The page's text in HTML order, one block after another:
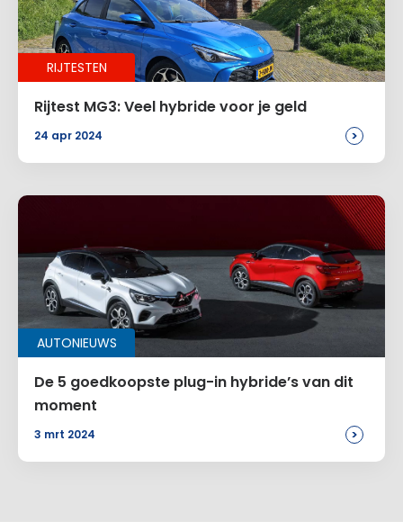
RIJTESTEN
Rijtest MG3: Veel hybride voor je geld
24 apr 2024 >
AUTONIEUWS
De 5 goedkoopste plug-in hybride’s van dit
moment
3 mrt 2024 >